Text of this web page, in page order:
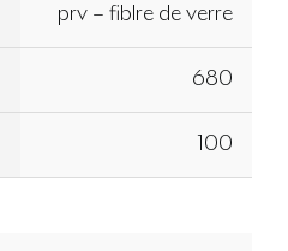
prv – fiblre de verre
680
100